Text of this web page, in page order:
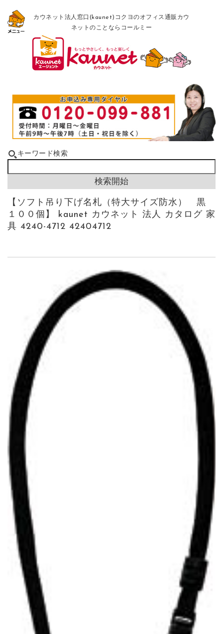
カウネット法人窓口(kaunet)コクヨのオフィス通販カウ
ネットのことならコールミー
キーワード検索
【ソフト吊り下げ名札（特大サイズ防水） 黒
１００個】 kaunet カウネット 法人 カタログ 家
具 4240-4712 42404712